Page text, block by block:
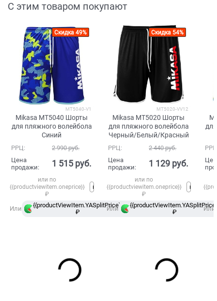
С этим товаром покупают
Скидка 49%
MT5040-V1
Mikasa MT5040 Шорты
для пляжного волейбола
Синий
РРЦ: 2 990 руб.
Цена
продажи:
1 515 руб.
или по
{{productviewitem.oneprice}}
₽
Или
{{productViewItem.YASplitPrice}}
₽
в
Сплит
Скидка 54%
MT5020-VV12
Mikasa MT5020 Шорты
для пляжного волейбола
Черный/Белый/Красный
РРЦ: 2 440 руб.
Цена
продажи:
1 129 руб.
или по
{{productviewitem.oneprice}}
₽
Или
₽
Или